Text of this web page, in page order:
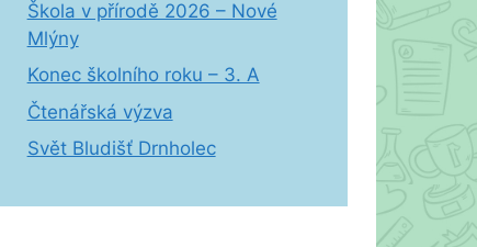
Škola v přírodě 2026 – Nové
Mlýny
Konec školního roku – 3. A
Čtenářská výzva
Svět Bludišť Drnholec